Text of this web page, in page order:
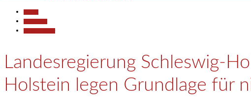
Landesregierung Schleswig-
Holstein legen Grundlage für